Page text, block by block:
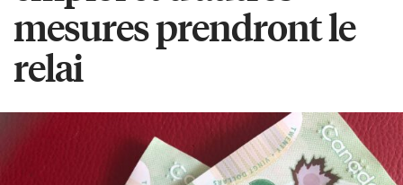
mesures prendront le
relai